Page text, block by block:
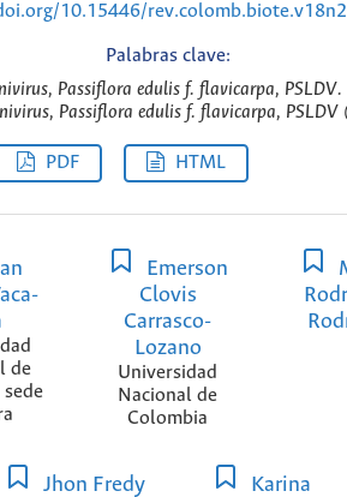
10.15446/
Palabras clave:
Passiflora edulis f. flavicarpa, PSLDV.
Passiflora edulis f. flavicarpa, PSLDV
PDF HTML
de
Emerson
Clovis
Carrasco-
Lozano
Universidad
Nacional de
Colombia
Jhon Fredy
Karina